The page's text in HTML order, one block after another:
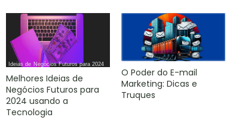
Melhores Ideias de
Negócios Futuros para
2024 usando a
Tecnologia
O Poder do E-mail
Marketing: Dicas e
Truques